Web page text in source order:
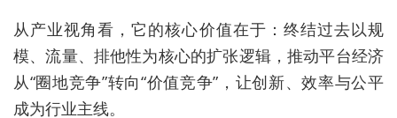
从产业视角看，它的核心价值在于：终结过去以规
模、流量、排他性为核心的扩张逻辑，推动平台经济
从“圈地竞争”转向“价值竞争”，让创新、效率与公平
成为行业主线。